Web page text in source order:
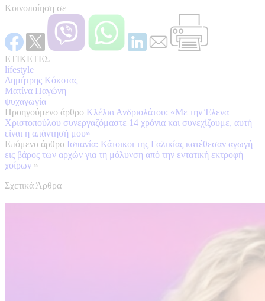
Κοινοποίηση σε
ΕΤΙΚΕΤΕΣ
lifestyle
Δημήτρης Κόκοτας
Ματίνα Παγώνη
ψυχαγωγία
Προηγούμενο άρθρο Κλέλια Ανδριολάτου: «Με την Έλενα
Χριστοπούλου συνεργαζόμαστε 14 χρόνια και συνεχίζουμε, αυτή
είναι η απάντησή μου»
Επόμενο άρθρο Ισπανία: Κάτοικοι της Γαλικίας κατέθεσαν αγωγή
εις βάρος των αρχών για τη μόλυνση από την εντατική εκτροφή
χοίρων »
Σχετικά Άρθρα